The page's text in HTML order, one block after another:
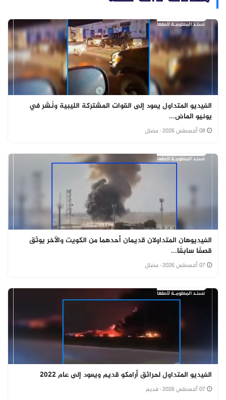
الفيديو المتداول يعود إلى القوات المشتركة الليبية ونُشر في
يونيو الماض...
· مضلل
الفيديوهان المتداولان قديمان أحدهما من الكويت والآخر يوثق
قصفًا سابقًا...
· مضلل
الفيديو المتداول لحرائق أرامكو قديم ويعود إلى عام 2022
· قديم